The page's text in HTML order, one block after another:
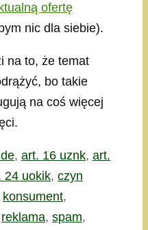
ofertę
nic dla siebie).
na to, że temat
bo takie
na coś więcej
, art. 16 uznk, art.
24 uokik, czyn
konsument,
reklama, spam,